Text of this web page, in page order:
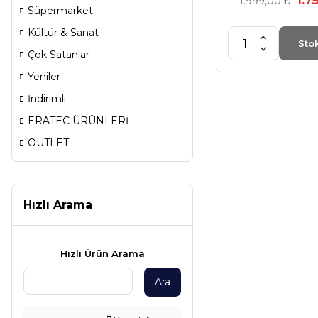
Süpermarket
Kültür & Sanat
Çok Satanlar
Yeniler
İndirimli
ERATEC ÜRÜNLERİ
OUTLET
Hızlı Arama
Hızlı Ürün Arama
Ara